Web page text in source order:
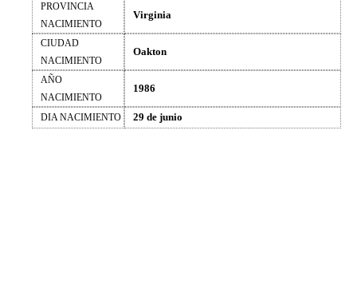
PROVINCIA
NACIMIENTO
Virginia
CIUDAD
NACIMIENTO
Oakton
AÑO
NACIMIENTO
1986
DIA NACIMIENTO 29 de junio